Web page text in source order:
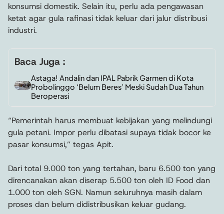
konsumsi domestik. Selain itu, perlu ada pengawasan
ketat agar gula rafinasi tidak keluar dari jalur distribusi
industri.
Baca Juga :
Astaga! Andalin dan IPAL Pabrik Garmen di Kota
Probolinggo ‘Belum Beres’ Meski Sudah Dua Tahun
Beroperasi
“Pemerintah harus membuat kebijakan yang melindungi
gula petani. Impor perlu dibatasi supaya tidak bocor ke
pasar konsumsi,” tegas Apit.
Dari total 9.000 ton yang tertahan, baru 6.500 ton yang
direncanakan akan diserap 5.500 ton oleh ID Food dan
1.000 ton oleh SGN. Namun seluruhnya masih dalam
proses dan belum didistribusikan keluar gudang.